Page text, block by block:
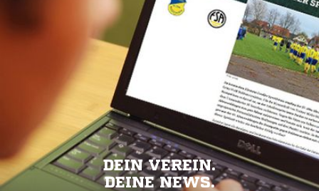
DEIN VEREIN.
DEINE NEWS.